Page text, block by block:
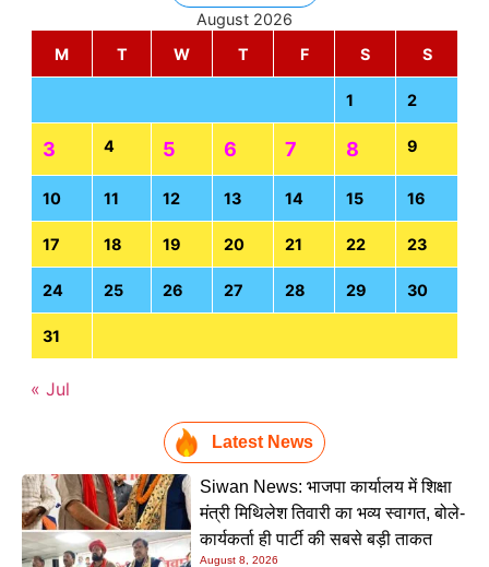
August 2026
M
T W T F S S
1 2
3 4 5 6 7 8 9
10 11 12 13 14 15 16
17 18 19 20 21 22 23
24 25 26 27 28 29 30
31
« Jul
Latest News
Siwan News: भाजपा कार्यालय में शिक्षा
मंत्री मिथिलेश तिवारी का भव्य स्वागत, बोले-
कार्यकर्ता ही पार्टी की सबसे बड़ी ताकत
August 8, 2026